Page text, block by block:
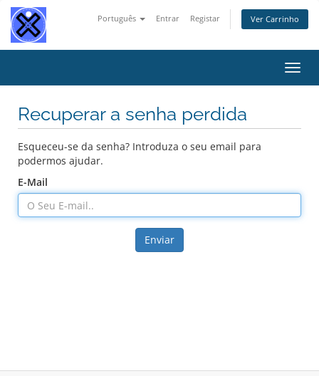
Português Entrar Registar Ver Carrinho
Recuperar a senha perdida
Esqueceu-se da senha? Introduza o seu email para
podermos ajudar.
E-Mail
Enviar